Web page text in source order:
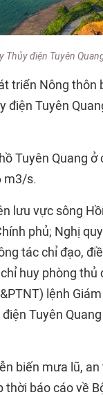
Thủy điện Tuyên
triển Nông thôn
Tuyên
Tuyên Quang ở
m3/s.
lưu vực sông
phủ; Nghị
tác chỉ đạo,
huy phòng thủ
lệnh
Tuyên
biến mưa lũ,
báo cáo về